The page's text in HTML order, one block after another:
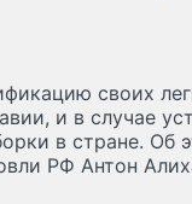
своих
и в случае
в стране.
РФ Антон